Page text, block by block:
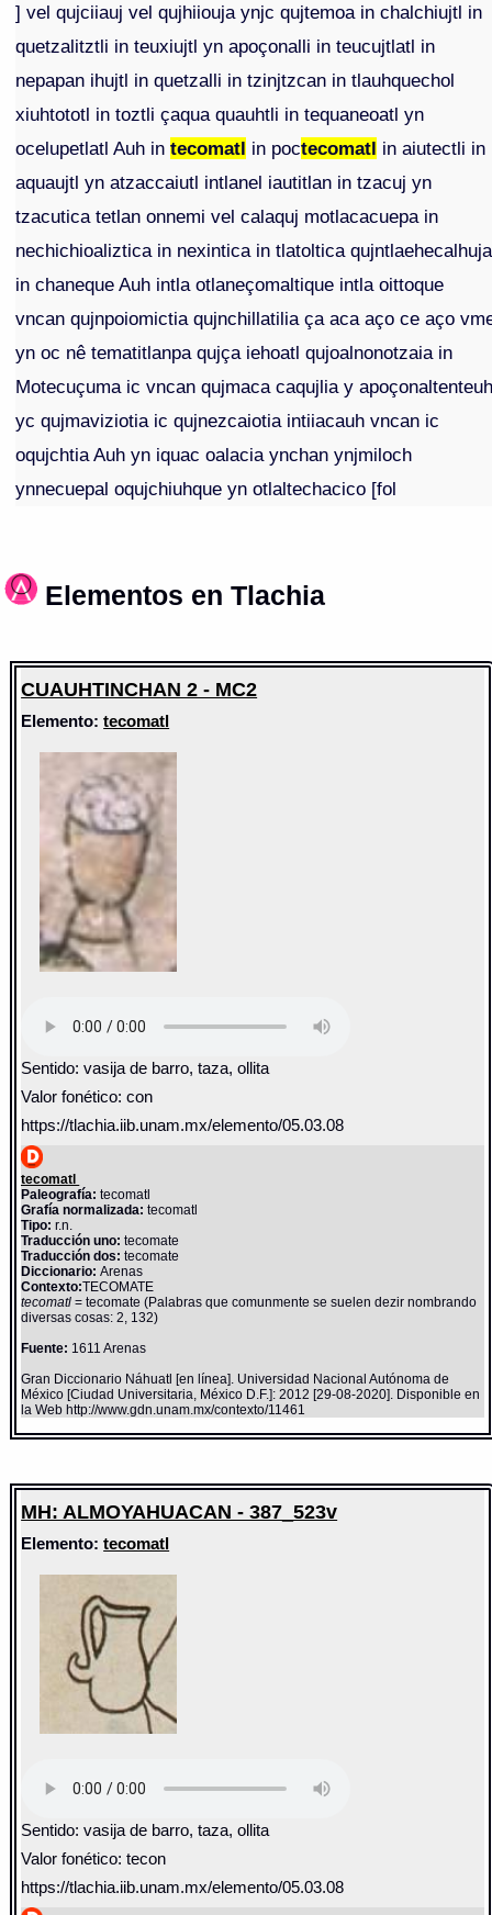
] vel qujciiauj vel qujhiiouja ynjc qujtemoa in chalchiujtl in
quetzalitztli in teuxiujtl yn apoçonalli in teucujtlatl in
nepapan ihujtl in quetzalli in tzinjtzcan in tlauhquechol
xiuhtototl in toztli çaqua quauhtli in tequaneoatl yn
ocelupetlatl Auh intecomatl in poctecomatl in aiutectli in
aquaujtl yn atzaccaiutl intlanel iautitlan in tzacuj yn
tzacutica tetlan onnemi vel calaquj motlacacuepa in
nechichioaliztica in nexintica in tlatoltica qujntlaehecalhuja
in chaneque Auh intla otlaneçomaltique intla oittoque
vncan qujnpoiomictia qujnchillatilia ça aca aço ce aço
yn oc nê tematitlanpa qujça iehoatl qujoalnonotzaia in
Motecuçuma ic vncan qujmaca caqujlia y
yc qujmaviziotia ic qujnezcaiotia intiiacauh vncan ic
oqujchtia Auh yn iquac oalacia ynchan ynjmiloch
ynnecuepal oqujchiuhque yn otlaltechacico [fol
Elementos en Tlachia
CUAUHTINCHAN 2 - MC2
Elemento:tecomatl
Sentido: vasija de barro, taza, ollita
Valor fonético: con
https://tlachia.iib.unam.mx/elemento/05.03.08
tecomatl
Paleografía: tecomatl
Grafía normalizada: tecomatl
Tipo: r.n.
Traducción uno: tecomate
Traducción dos: tecomate
Diccionario:Arenas
Contexto:TECOMATE
tecomatl= tecomate (Palabras que comunmente se suelen dezir nombrando
diversas cosas: 2, 132)
Fuente: 1611 Arenas
Gran Diccionario Náhuatl [en línea]. Universidad Nacional Autónoma de
México [Ciudad Universitaria, México D.F.]: 2012 [29-08-2020]. Disponible en
la Web http://www.gdn.unam.mx/contexto/11461
MH: ALMOYAHUACAN - 387_523v
Elemento:tecomatl
Sentido: vasija de barro, taza, ollita
Valor fonético: tecon
https://tlachia.iib.unam.mx/elemento/05.03.08